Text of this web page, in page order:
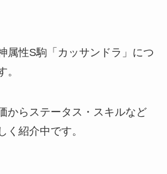
属性S駒「カッサンドラ」につ
。
からステータス・スキルなど
く紹介中です。